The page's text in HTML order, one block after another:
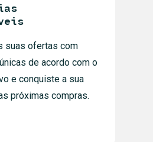
suas ofertas com
de acordo com o
e conquiste a sua
próximas compras.